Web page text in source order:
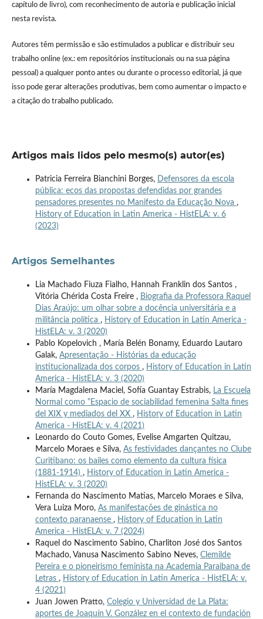
capítulo de livro), com reconhecimento de autoria e publicação inicial
nesta revista.
Autores têm permissão e são estimulados a publicar e distribuir seu
trabalho online (ex.: em repositórios institucionais ou na sua página
pessoal) a qualquer ponto antes ou durante o processo editorial, já que
isso pode gerar alterações produtivas, bem como aumentar o impacto e
a citação do trabalho publicado.
Artigos mais lidos pelo mesmo(s) autor(es)
Patricia Ferreira Bianchini Borges, Defensores da escola
pública: ecos das propostas defendidas por grandes
pensadores presentes no Manifesto da Educação Nova ,
History of Education in Latin America - HistELA: v. 6
(2023)
Artigos Semelhantes
Lia Machado Fiuza Fialho, Hannah Franklin dos Santos ,
Vitória Chérida Costa Freire , Biografia da Professora Raquel
Dias Araújo: um olhar sobre a docência universitária e a
militância política , History of Education in Latin America -
HistELA: v. 3 (2020)
Pablo Kopelovich , María Belén Bonamy, Eduardo Lautaro
Galak, Apresentação - Histórias da educação
institucionalizada dos corpos , History of Education in Latin
America - HistELA: v. 3 (2020)
María Magdalena Maciel, Sofía Guantay Estrabis, La Escuela
Normal como “Espacio de sociabilidad femenina Salta fines
del XIX y mediados del XX , History of Education in Latin
America - HistELA: v. 4 (2021)
Leonardo do Couto Gomes, Evelise Amgarten Quitzau,
Marcelo Moraes e Silva, As festividades dançantes no Clube
Curitibano: os bailes como elemento da cultura física
(1881-1914) , History of Education in Latin America -
HistELA: v. 3 (2020)
Fernanda do Nascimento Matias, Marcelo Moraes e Silva,
Vera Luiza Moro, As manifestações de ginástica no
contexto paranaense , History of Education in Latin
America - HistELA: v. 7 (2024)
Raquel do Nascimento Sabino, Charliton José dos Santos
Machado, Vanusa Nascimento Sabino Neves, Clemilde
Pereira e o pioneirismo feminista na Academia Paraibana de
Letras , History of Education in Latin America - HistELA: v.
4 (2021)
Juan Jowen Pratto, Colegio y Universidad de La Plata:
aportes de Joaquín V. González en el contexto de fundación